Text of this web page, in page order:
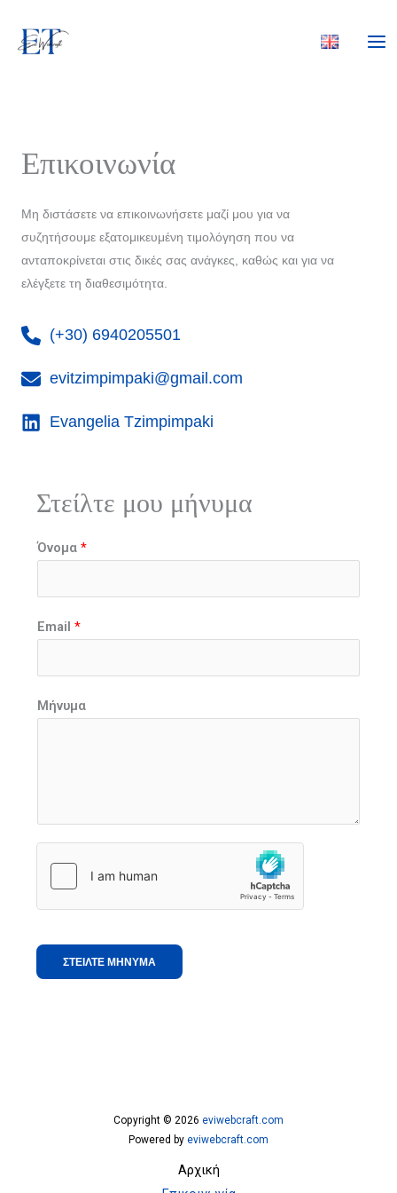
περιεχόμενο
Επικοινωνία
Μη διστάσετε να επικοινωνήσετε μαζί μου για να
συζητήσουμε εξατομικευμένη τιμολόγηση που να
ανταποκρίνεται στις δικές σας ανάγκες, καθώς και για να
ελέγξετε τη διαθεσιμότητα.
(+30) 6940205501
evitzimpimpaki@gmail.com
Evangelia Tzimpimpaki
Στείλτε μου μήνυμα
Όνομα *
Email *
Μήνυμα
ΣΤΕΙΛΤΕ ΜΗΝΥΜΑ
Copyright © 2026 eviwebcraft.com
Powered by eviwebcraft.com
Αρχική